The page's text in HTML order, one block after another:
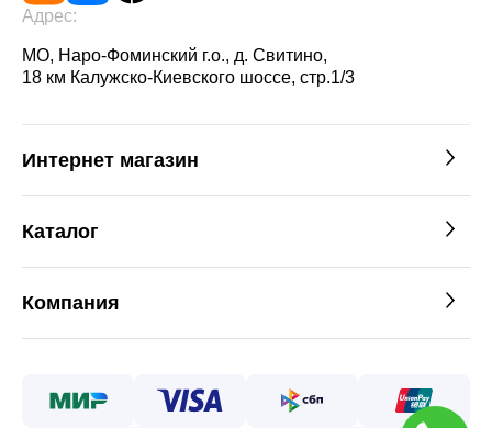
Адрес:
МО, Наро-Фоминский г.о., д. Свитино,
18 км Калужско-Киевского шоссе, стр.1/3
Интернет магазин
Каталог
Компания